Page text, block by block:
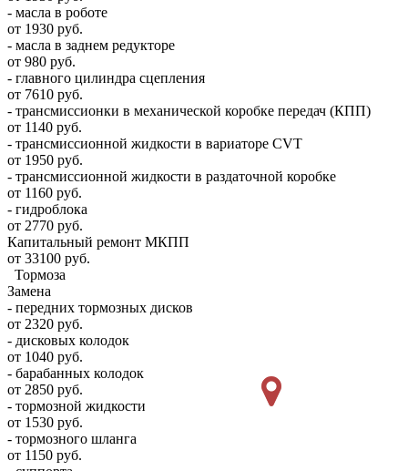
- масла в роботе
от 1930 руб.
- масла в заднем редукторе
от 980 руб.
- главного цилиндра сцепления
от 7610 руб.
- трансмиссионки в механической коробке передач (КПП)
от 1140 руб.
- трансмиссионной жидкости в вариаторе CVT
от 1950 руб.
- трансмиссионной жидкости в раздаточной коробке
от 1160 руб.
- гидроблока
от 2770 руб.
Капитальный ремонт МКПП
от 33100 руб.
Тормоза
Замена
- передних тормозных дисков
от 2320 руб.
- дисковых колодок
от 1040 руб.
- барабанных колодок
от 2850 руб.
- тормозной жидкости
от 1530 руб.
- тормозного шланга
от 1150 руб.